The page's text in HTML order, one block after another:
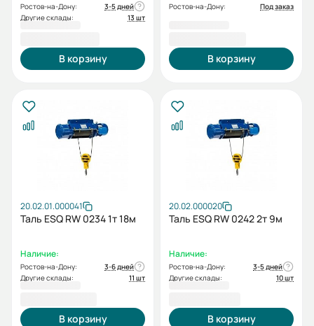
Ростов-на-Дону:
3-5 дней
Другие склады:
13 шт
В корзину
Ростов-на-Дону: Под заказ
В корзину
20.02.01.000041
Таль ESQ RW 0234 1т 18м
Наличие:
Ростов-на-Дону:
3-6 дней
Другие склады:
11 шт
В корзину
20.02.000020
Таль ESQ RW 0242 2т 9м
Наличие:
Ростов-на-Дону:
3-5 дней
Другие склады:
10 шт
В корзину